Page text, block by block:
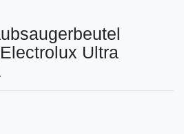
Ultra